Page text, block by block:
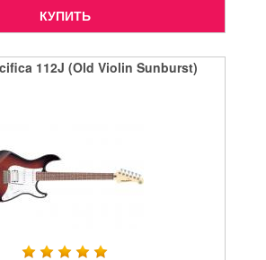
КУПИТЬ
112J (Old Violin Sunburst)